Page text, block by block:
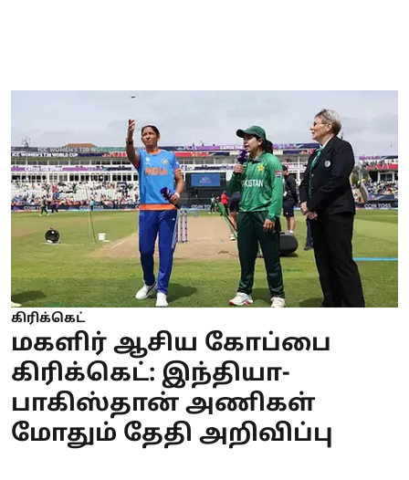
கிரிக்கெட்
மகளிர் ஆசிய கோப்பை
கிரிக்கெட்: இந்தியா-
பாகிஸ்தான் அணிகள்
மோதும் தேதி அறிவிப்பு